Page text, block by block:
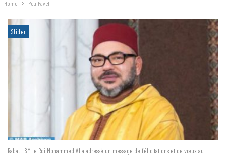
Home Petr Pavel
Slider
Rabat - SM le Roi Mohammed VI a adressé un message de félicitations et de vœux au